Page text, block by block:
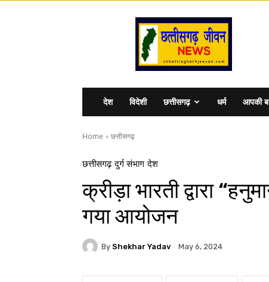
Chhattisgharhjeevan
देश विदेशी छत्तीसगढ़ धर्म आपकी
Home छत्तीसगढ़
छत्तीसगढ़ दुर्ग संभाग देश
क्रीड़ा भारती द्वारा
गया आयोजन
By Shekhar Yadav May 6, 2024